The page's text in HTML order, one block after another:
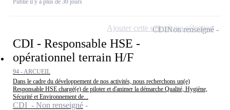
Publié il y a plus de 30 jours
CDI - Responsable HSE -
opérationnel terrain H/F
94 - ARCUEIL
Dans le cadre du développement de nos activités, nous recherchons un(e)
Responsable HSE chargé(e) de piloter et d'animer la démarche Qualité, Hygiène,
Sécurité et Environnement de...
CDI - Non renseigné
CDINon renseigné
Ajouter cette offre à ma sélection